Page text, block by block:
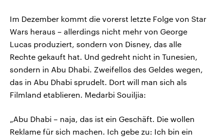
Im Dezember kommt die vorerst letzte Folge von Star
Wars heraus – allerdings nicht mehr von George
Lucas produziert, sondern von Disney, das alle
Rechte gekauft hat. Und gedreht nicht in Tunesien,
sondern in Abu Dhabi. Zweifellos des Geldes wegen,
das in Abu Dhabi sprudelt. Dort will man sich als
Filmland etablieren. Medarbi Souiljia:
„Abu Dhabi – naja, das ist ein Geschäft. Die wollen
Reklame für sich machen. Ich gebe zu: Ich bin ein